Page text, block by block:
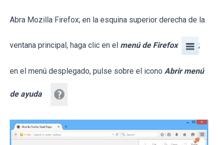
Abra Mozilla Firefox; en la esquina superior derecha de la
ventana principal, haga clic en el menú de Firefox ;
en el menú desplegado, pulse sobre el icono Abrir menú
de ayuda